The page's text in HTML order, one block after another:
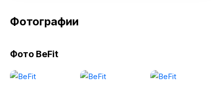
Фотографии
Фото BeFit